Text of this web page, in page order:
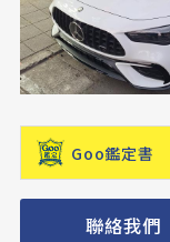
Goo鑑定書
聯絡我們